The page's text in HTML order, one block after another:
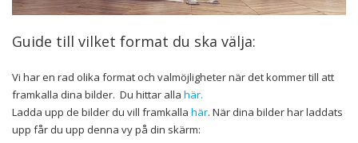
Guide till vilket format du ska välja:
Vi har en rad olika format och valmöjligheter när det kommer till att
framkalla dina bilder. Du hittar alla här.
Ladda upp de bilder du vill framkalla här. När dina bilder har laddats
upp får du upp denna vy på din skärm: